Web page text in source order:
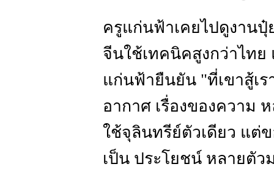
ครูแก่นฟ้าเคยไปดูงาน
จีนใช้เทคนิคสูงกว่าไท
แก่นฟ้ายืนยัน "ที่เขาสู้เ
อากาศ เรื่องของความ
ใช้จุลินทรีย์ตัวเดียว แต่
เป็น ประโยชน์ หลายตั